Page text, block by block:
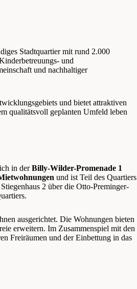
Stadtquartier mit rund 2.000
und
und nachhaltiger
und bietet attraktiven
qualitätsvoll geplanten Umfeld leben
in derBilly-Wilder-Promenade 1
und ist Teil des Quartiers
2 über die Otto-Preminger-
ausgerichtet. Die Wohnungen bieten
erweitern. Im Zusammenspiel mit den
Freiräumen und der Einbettung in das